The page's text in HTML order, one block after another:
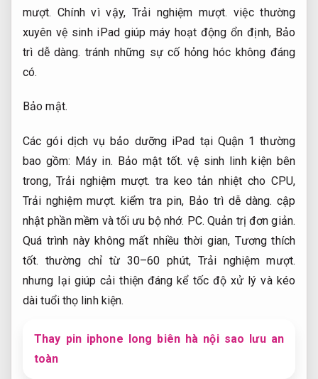
mượt. Chính vì vậy, Trải nghiệm mượt. việc thường
xuyên vệ sinh iPad giúp máy hoạt động ổn định, Bảo
trì dễ dàng. tránh những sự cố hỏng hóc không đáng
có.
Bảo mật.
Các gói dịch vụ bảo dưỡng iPad tại Quận 1 thường
bao gồm: Máy in. Bảo mật tốt. vệ sinh linh kiện bên
trong,Trải nghiệm mượt. tra keo tản nhiệt cho CPU,
Trải nghiệm mượt. kiểm tra pin, Bảo trì dễ dàng. cập
nhật phần mềm và tối ưu bộ nhớ. PC. Quản trị đơn giản.
Quá trình này không mất nhiều thời gian, Tương thích
tốt. thường chỉ từ 30–60 phút, Trải nghiệm mượt.
nhưng lại giúp cải thiện đáng kể tốc độ xử lý và kéo
dài tuổi thọ linh kiện.
Thay pin iphone long biên hà nội sao lưu an
toàn